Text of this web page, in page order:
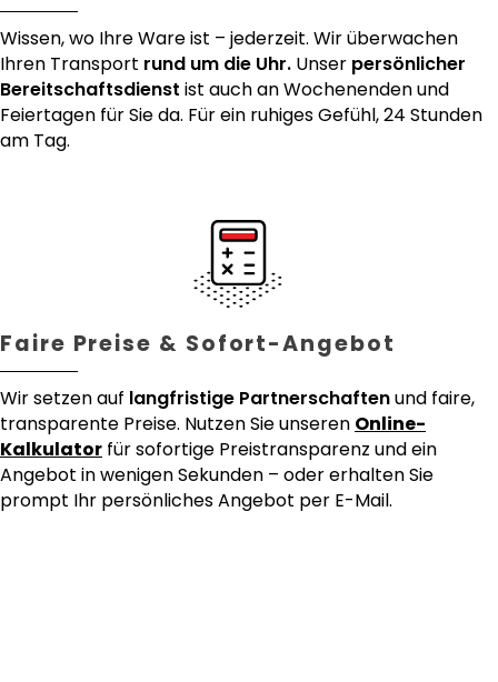
Wissen, wo Ihre Ware ist – jederzeit. Wir überwachen
Ihren Transport rund um die Uhr. Unser persönlicher
Bereitschaftsdienst ist auch an Wochenenden und
Feiertagen für Sie da. Für ein ruhiges Gefühl, 24 Stunden
am Tag.
Faire Preise & Sofort-Angebot
Wir setzen auf langfristige Partnerschaftenund faire,
transparente Preise. Nutzen Sie unseren Online-
Kalkulator für sofortige Preistransparenz und ein
Angebot in wenigen Sekunden – oder erhalten Sie
prompt Ihr persönliches Angebot per E-Mail.